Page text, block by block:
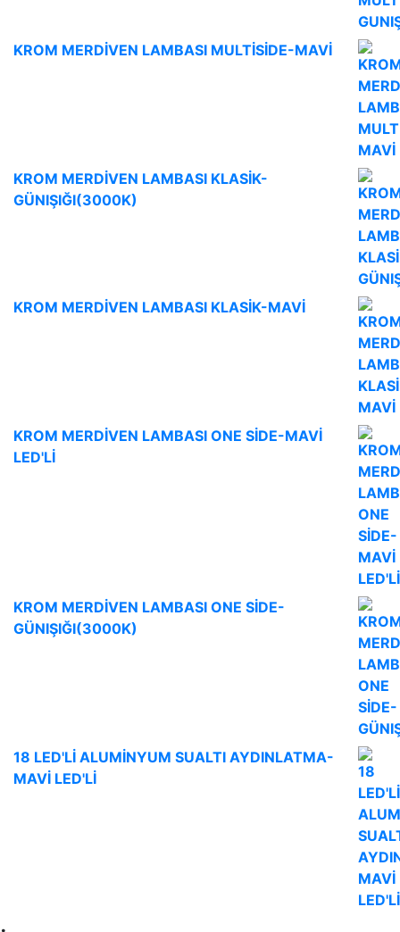
KROM MERDİVEN LAMBASI MULTİSİDE-MAVİ
KROM MERDİVEN LAMBASI KLASİK-
GÜNIŞIĞI(3000K)
KROM MERDİVEN LAMBASI KLASİK-MAVİ
KROM MERDİVEN LAMBASI ONE SİDE-MAVİ
LED'Lİ
KROM MERDİVEN LAMBASI ONE SİDE-
GÜNIŞIĞI(3000K)
18 LED'Lİ ALUMİNYUM SUALTI AYDINLATMA-
MAVİ LED'Lİ